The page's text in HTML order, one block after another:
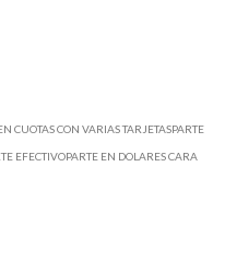
CUOTAS CON VARIAS TARJETASPARTE
EFECTIVOPARTE EN DOLARES CARA